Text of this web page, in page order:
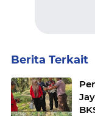
Berita Terkait